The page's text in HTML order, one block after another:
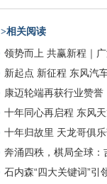
>相关阅读
领势而上 共赢新程｜
新起点 新征程 东风汽
康迈轮端再获行业赞誉
十年同心再启程 东风
十年归故里 天龙哥俱
奔涌四秩，棋局全球：
石内森“四大关键词”引